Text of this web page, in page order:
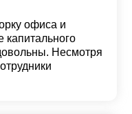
офиса и
капитального
Несмотря